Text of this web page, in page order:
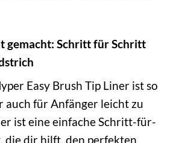
gemacht: Schritt für Schritt
Easy Brush Tip Liner ist so
auch für Anfänger leicht zu
ist eine einfache Schritt-für-
die dir hilft, den perfekten